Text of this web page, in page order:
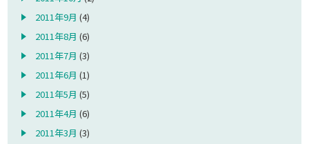
2011年9月 (4)
2011年8月 (6)
2011年7月 (3)
2011年6月 (1)
2011年5月 (5)
2011年4月 (6)
2011年3月 (3)